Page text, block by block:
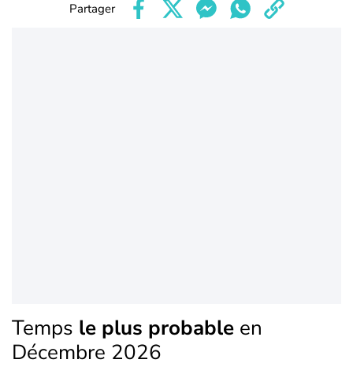
Partager
Temps le plus probable en
Décembre 2026